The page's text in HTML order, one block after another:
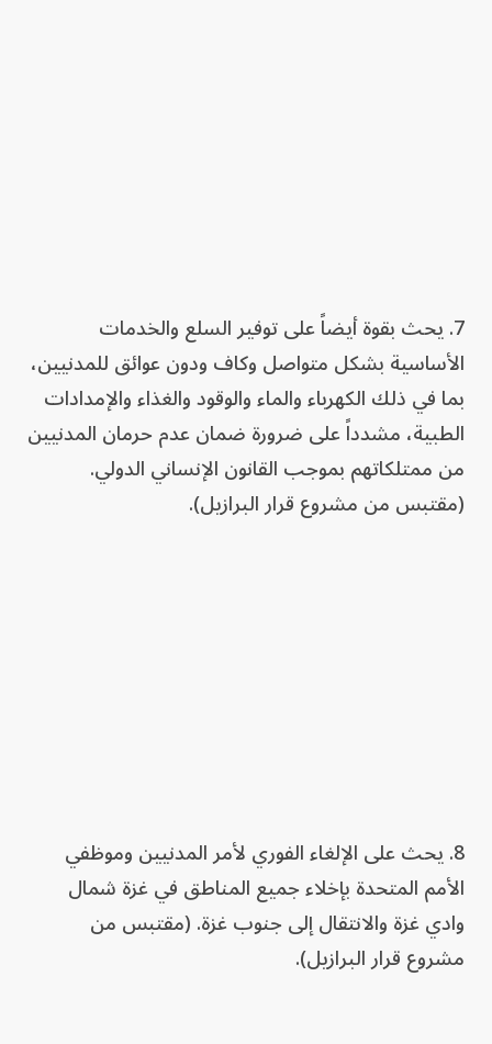
7. يحث بقوة أيضاً على توفير السلع والخدمات
الأساسية بشكل متواصل وكاف ودون عوائق للمدنيين،
بما في ذلك الكهرباء والماء والوقود والغذاء والإمدادات
الطبية، مشدداً على ضرورة ضمان عدم حرمان المدنيين
من ممتلكاتهم بموجب القانون الإنساني الدولي.
(مقتبس من مشروع قرار البرازيل).
8. يحث على الإلغاء الفوري لأمر المدنيين وموظفي
الأمم المتحدة بإخلاء جميع المناطق في غزة شمال
وادي غزة والانتقال إلى جنوب غزة. (مقتبس من
مشروع قرار البرازيل).